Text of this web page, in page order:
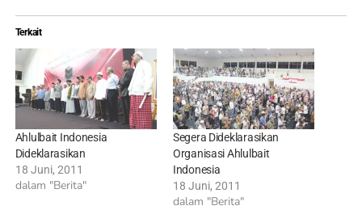
Terkait
Ahlulbait Indonesia
Dideklarasikan
18 Juni, 2011
dalam "Berita"
Segera Dideklarasikan
Organisasi Ahlulbait
Indonesia
18 Juni, 2011
dalam "Berita"